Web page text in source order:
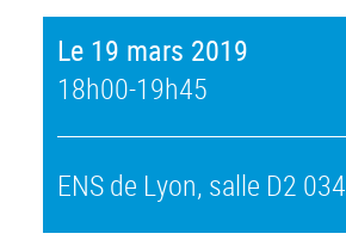
Le 19 mars 2019
18h00-19h45
ENS de Lyon, salle D2 034